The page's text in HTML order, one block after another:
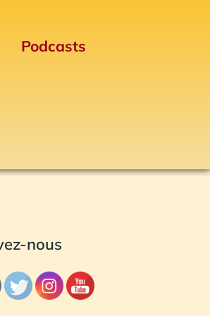
Podcasts
nous